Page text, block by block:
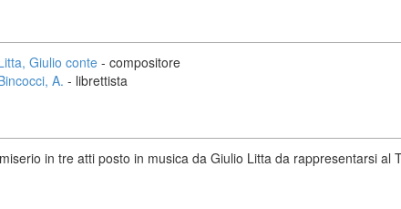
Giulio conte - compositore
A. - librettista
in tre atti posto in musica da Giulio Litta da rappresentarsi al